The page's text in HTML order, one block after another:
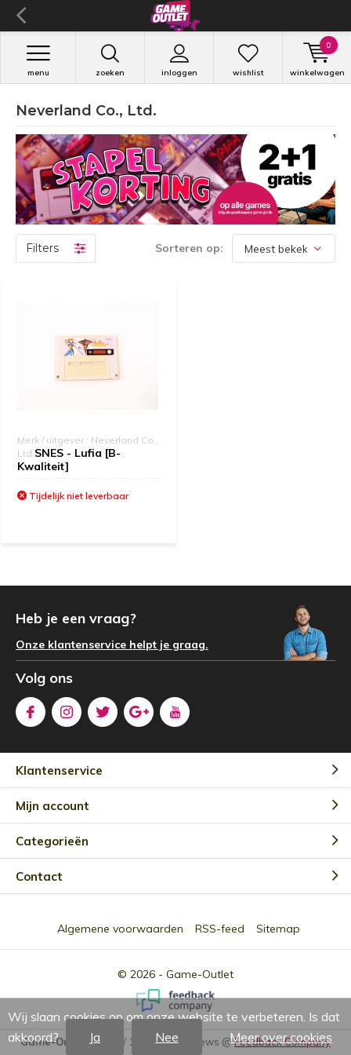
zoeken inloggen
menu wishlist winkelwagen
0
Neverland Co., Ltd.
Filters Sorteren op:
Merk / uitgever : Neverland Co.,
Ltd.SNES - Lufia [B-
Kwaliteit]
Tijdelijk niet leverbaar
Heb je een vraag?
Onze klantenservice helpt je graag.
Volg ons
Klantenservice
Mijn account
Categorieën
Contact
© 2026 - Game-Outlet
Algemene voorwaarden RSS-feed Sitemap
Game-Outlet NL / 10 2301Reviews @Feedback Company
Wij slaan cookies op om onze website te verbeteren. Is dat
akkoord?
Ja Nee
Meer over cookies